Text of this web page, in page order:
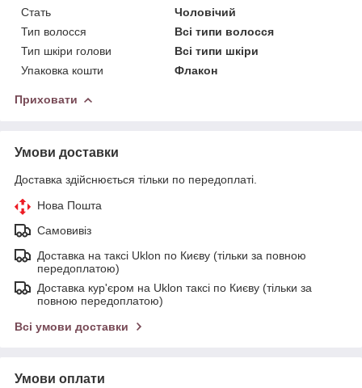
Стать
Чоловічий
Тип волосся
Всі типи волосся
Тип шкіри голови
Всі типи шкіри
Упаковка кошти
Флакон
Приховати
Умови доставки
Доставка здійснюється тільки по передоплаті.
Нова Пошта
Самовивіз
Доставка на таксі Uklon по Києву (тільки за повною
передоплатою)
Доставка кур'єром на Uklon таксі по Києву (тільки за
повною передоплатою)
Всі умови доставки
Умови оплати